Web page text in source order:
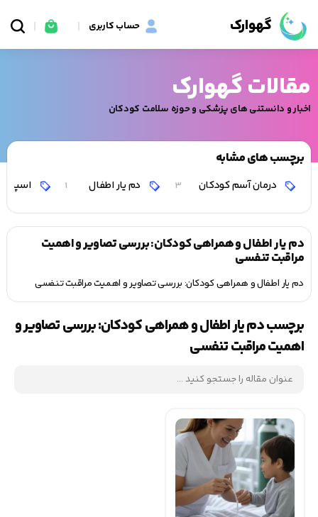
گهوارک حساب کاربری
مقالات گهوارک
اخبار و دانستنی های پزشکی و حوزه سلامت کودکان
برچسب های مشابه
درمان آسم کودکان 3 دم یار اطفال 1
دم یار اطفال و همراهی کودکان: بررسی تصاویر و اهمیت
مراقبت تنفسی
دم یار اطفال و همراهی کودکان: بررسی تصاویر و اهمیت مراقبت تنفسی
برچسب دم یار اطفال و همراهی کودکان: بررسی تصاویر و
اهمیت مراقبت تنفسی